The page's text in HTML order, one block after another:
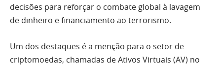
decisões para reforçar o combate global à lavagem
de dinheiro e financiamento ao terrorismo.
Um dos destaques é a menção para o setor de
criptomoedas, chamadas de Ativos Virtuais (AV) no